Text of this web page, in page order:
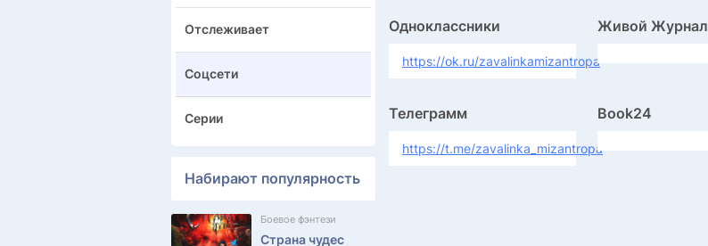
Отслеживает
Соцсети
Серии
Набирают популярность
Боевое фэнтези
Страна чудес
Одноклассники
https://ok.ru/zavalinkamizantropa
Живой Журнал
Телеграмм
https://t.me/zavalinka_mizantropa
Book24